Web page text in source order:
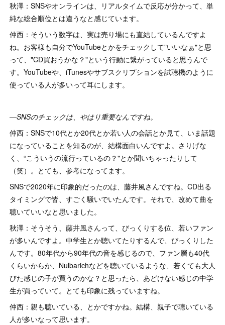
秋澤：SNSやオンラインは、リアルタイムで反応が分かって、単
純な総合順位とは違うなと感じています。
仲西：そういう数字は、実は売り場にも直結しているんですよ
ね。お客様も自分でYouTubeとかをチェックして"いいなぁ"と思
って、"CD買おうかな？"という行動に繋がっていると思うんで
す。YouTubeや、iTunesやサブスクリプションを試聴機のように
使っている人が多いって耳にします。
―SNSのチェックは、やはり重要なんですね。
仲西：SNSで10代とか20代とか若い人の会話とか見て、いま話題
になっていることを知るのが、結構面白いんですよ。さりげな
く、“こういうの流行っているの？"とか聞いちゃったりして
（笑）。とても、参考になってます。
SNSで2020年に印象的だったのは、藤井風さんですね。CD出る
タイミングで皆、すごく騒いでいたんです。それで、改めて曲を
聴いていいなと思いました。
秋澤：そうそう、藤井風さんって、びっくりする位、若いファン
が多いんですよ。中学生とか聴いてたりするんで、びっくりした
んです。80年代から90年代の音を感じるので、ファン層も40代
くらいからか、Nulbarichなどを聴いているような、若くても大人
びた感じの子が買うのかな？と思ったら、あどけない感じの中学
生が買っていて。とても印象に残っていますね。
仲西：親も聴いている、とかですかね。結構、親子で聴いている
人が多いなって思います。